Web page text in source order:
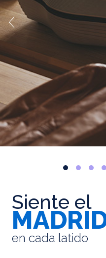
Siente el
en cada latido